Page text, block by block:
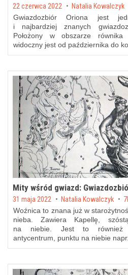
Posted on
22 czerwca 2022 byNatalia Kowalczyk
Gwiazdozbiór Oriona jest
i najbardziej znanych
Położony w obszarze
widoczny jest od października do
Mity wśród gwiazd:
Posted on
31 maja 2022 by Natalia Kowalczyk
Woźnica to znana już w
nieba. Zawiera Kapellę,
na niebie. Jest to również
antycentrum, punktu na niebie